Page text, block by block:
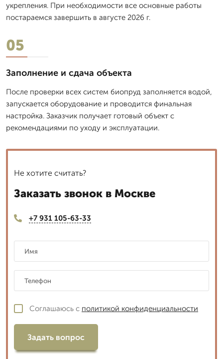
укрепления. При необходимости все основные работы
постараемся завершить в августе 2026 г.
05
Заполнение и сдача объекта
После проверки всех систем биопруд заполняется водой,
запускается оборудование и проводится финальная
настройка. Заказчик получает готовый объект с
рекомендациями по уходу и эксплуатации.
Не хотите считать?
Заказать звонок в Москве
+7 931 105-63-33
Соглашаюсь с политикой конфиденциальности
Задать вопрос